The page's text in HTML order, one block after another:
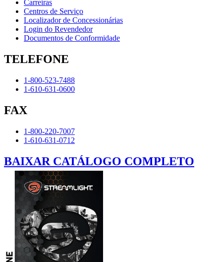
Carreiras
Centros de Serviço
Localizador de Concessionárias
Login do Revendedor
Documentos de Conformidade
TELEFONE
1-800-523-7488
1-610-631-0600
FAX
1-800-220-7007
1-610-631-0712
BAIXAR CATÁLOGO COMPLETO